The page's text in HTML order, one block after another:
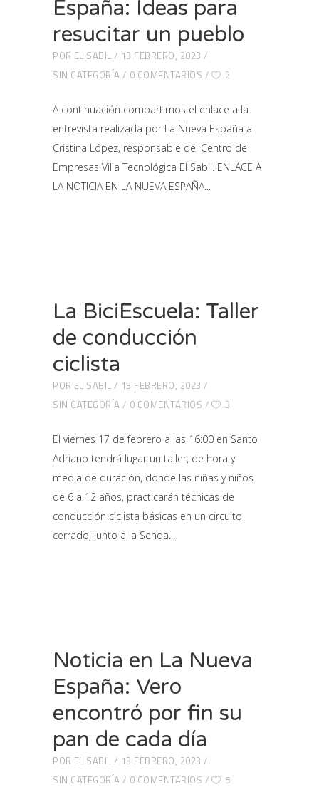
España: Ideas para
resucitar un pueblo
POR EL SABIL
13 FEBRERO, 2023
SIN CATEGORÍA
0 COMENTARIOS 2
A continuación compartimos el enlace a la
entrevista realizada por La Nueva España a
Cristina López, responsable del Centro de
Empresas Villa Tecnológica El Sabil. ENLACE A
LA NOTICIA EN LA NUEVA ESPAÑA
La BiciEscuela: Taller
de conducción
ciclista
POR EL SABIL
13 FEBRERO, 2023
SIN CATEGORÍA
0 COMENTARIOS 3
El viernes 17 de febrero a las 16:00 en Santo
Adriano tendrá lugar un taller, de hora y
media de duración, donde las niñas y niños
de 6 a 12 años, practicarán técnicas de
conducción ciclista básicas en un circuito
cerrado, junto a la Senda
Noticia en La Nueva
España: Vero
encontró por fin su
pan de cada día
POR EL SABIL
13 FEBRERO, 2023
SIN CATEGORÍA
0 COMENTARIOS 5